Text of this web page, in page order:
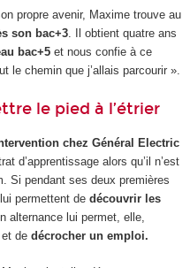
propre avenir, Maxime trouve au
son bac+3. Il obtient quatre ans
bac+5et nous confie à ce
le chemin que j’allais parcourir ».
le pied à l’étrier
chez Général Electric
d’apprentissage alors qu’il n’est
Si pendant ses deux premières
permettent de découvrir les
alternancelui permet, elle,
et de décrocher un emploi.